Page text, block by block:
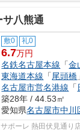
サ八熊通
敷0 礼0
6.7万円
名鉄名古屋本線 「金
東海道本線 「尾頭橋
名古屋市営名港線 「
築28年 / 44.53㎡
愛知県名古屋市中川
ポーレ 熱田伏見通り